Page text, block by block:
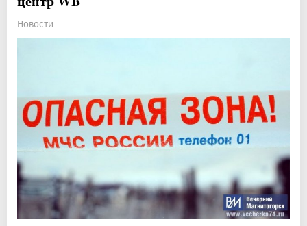
Новости